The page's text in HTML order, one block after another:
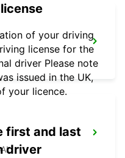
of your driving
license for the
driver Please note
issued in the UK,
your licence.
first and last
driver